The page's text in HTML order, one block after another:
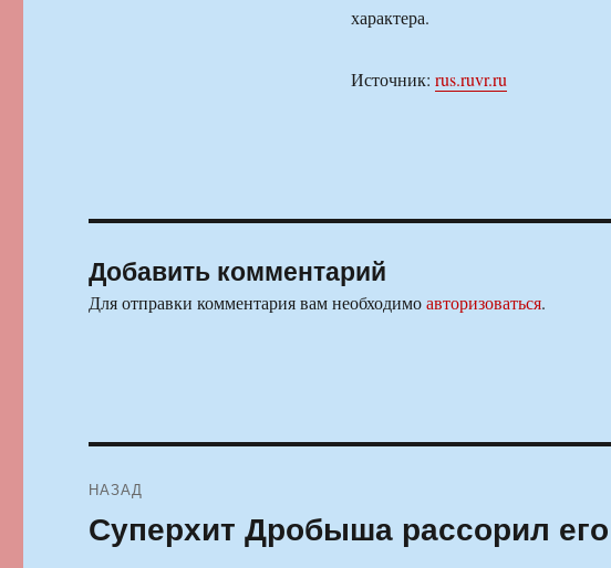
характера.
Источник: rus.ruvr.ru
Добавить комментарий
Для отправки комментария вам необходимоавторизоваться.
по
НАЗАД
Предыдущая
запись:
Суперхит Дробыша рассорил